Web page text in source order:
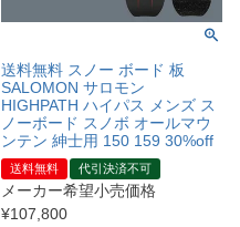
送料無料 スノー ボード 板
SALOMON サロモン
HIGHPATH ハイパス メンズ ス
ノーボード スノボ オールマウ
ンテン 紳士用 150 159 30%off
送料無料 代引決済不可
メーカー希望小売価格
¥107,800